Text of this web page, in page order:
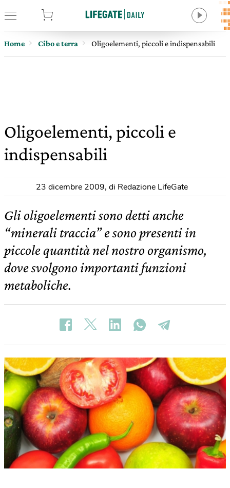
Home Cibo e terra Oligoelementi, piccoli e indispensabili
Oligoelementi, piccoli e
indispensabili
23 dicembre 2009, di Redazione LifeGate
Gli oligoelementi sono detti anche
“minerali traccia” e sono presenti in
piccole quantità nel nostro organismo,
dove svolgono importanti funzioni
metaboliche.